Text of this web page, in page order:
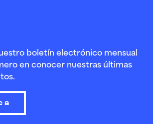
boletín electrónico mensual
en conocer nuestras últimas
a